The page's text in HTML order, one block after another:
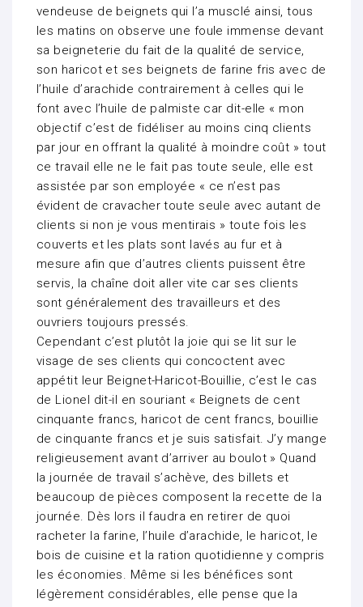
vendeuse de beignets qui l’a musclé ainsi, tous
les matins on observe une foule immense devant
sa beigneterie du fait de la qualité de service,
son haricot et ses beignets de farine fris avec de
l’huile d’arachide contrairement à celles qui le
font avec l’huile de palmiste car dit-elle « mon
objectif c’est de fidéliser au moins cinq clients
par jour en offrant la qualité à moindre coût » tout
ce travail elle ne le fait pas toute seule, elle est
assistée par son employée « ce n’est pas
évident de cravacher toute seule avec autant de
clients si non je vous mentirais » toute fois les
couverts et les plats sont lavés au fur et à
mesure afin que d’autres clients puissent être
servis, la chaîne doit aller vite car ses clients
sont généralement des travailleurs et des
ouvriers toujours pressés.
Cependant c’est plutôt la joie qui se lit sur le
visage de ses clients qui concoctent avec
appétit leur Beignet-Haricot-Bouillie, c’est le cas
de Lionel dit-il en souriant « Beignets de cent
cinquante francs, haricot de cent francs, bouillie
de cinquante francs et je suis satisfait. J’y mange
religieusement avant d’arriver au boulot » Quand
la journée de travail s’achève, des billets et
beaucoup de pièces composent la recette de la
journée. Dès lors il faudra en retirer de quoi
racheter la farine, l’huile d’arachide, le haricot, le
bois de cuisine et la ration quotidienne y compris
les économies. Même si les bénéfices sont
légèrement considérables, elle pense que la